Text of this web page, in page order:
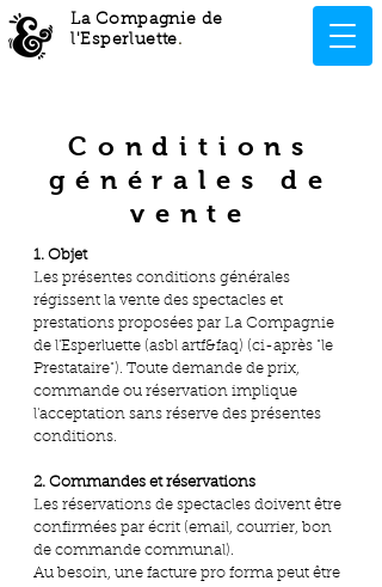
La Compagnie de
l'Esperluette.
Conditions
générales de
vente
1. Objet
Les présentes conditions générales
régissent la vente des spectacles et
prestations proposées par La Compagnie
de l'Esperluette (asbl artf&faq) (ci-après "le
Prestataire"). Toute demande de prix,
commande ou réservation implique
l'acceptation sans réserve des présentes
conditions.
2. Commandes et réservations
Les réservations de spectacles doivent être
confirmées par écrit (email, courrier, bon
de commande communal).
Au besoin, une facture pro forma peut être